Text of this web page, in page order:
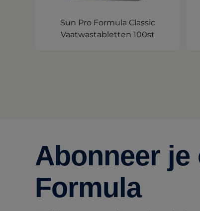
Sun Pro Formula Classic
Vaatwastabletten 100st
Abonneer je
Formula